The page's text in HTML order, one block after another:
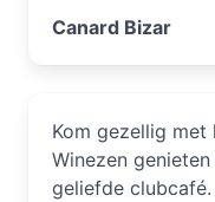
Canard Bizar
Kom gezellig met
Winezen
geliefde